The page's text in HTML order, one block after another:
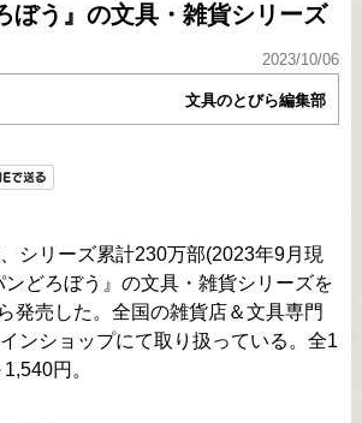
ぼう』の文具・雑貨シリーズ
2023/10/06
文具のとびら編集部
シリーズ累計230万部(2023年9月現
どろぼう』の文具・雑貨シリーズを
発売した。全国の雑貨店＆文具専門
ンショップにて取り扱っている。全1
円。